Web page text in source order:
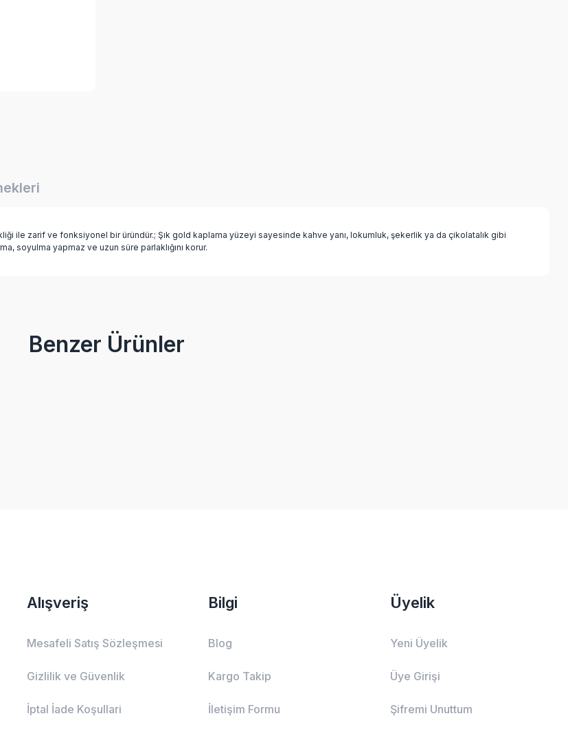
ile zarif ve fonksiyonel bir üründür.; Şık gold kaplama yüzeyi sayesinde kahve yanı, lokumluk, şekerlik ya da çikolatalık gibi
soyulma yapmaz ve uzun süre parlaklığını korur.
Benzer Ürünler
Alışveriş
Mesafeli Satış Sözleşmesi
Gizlilik ve Güvenlik
İptal İade Koşullari
Bilgi
Blog
Kargo Takip
İletişim Formu
Üyelik
Yeni Üyelik
Üye Girişi
Şifremi Unuttum